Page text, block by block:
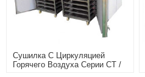
Сушилка С Циркуляцией
Горячего Воздуха Серии CT /